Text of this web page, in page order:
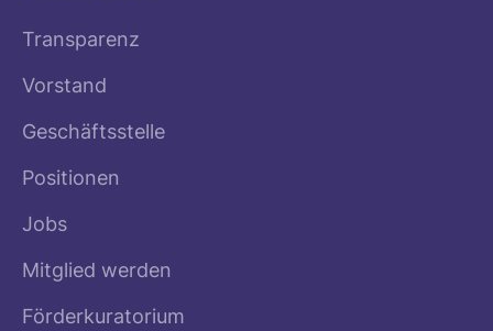
Transparenz
Vorstand
Geschäftsstelle
Positionen
Jobs
Mitglied werden
Förderkuratorium